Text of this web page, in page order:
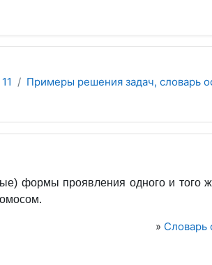
Примеры решения задач, словарь
формы проявления одного и того
» Словарь